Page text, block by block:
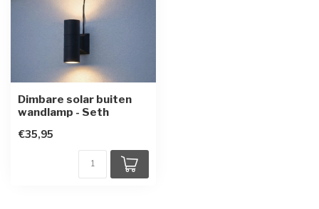
Dimbare solar buiten
wandlamp - Seth
€35,95